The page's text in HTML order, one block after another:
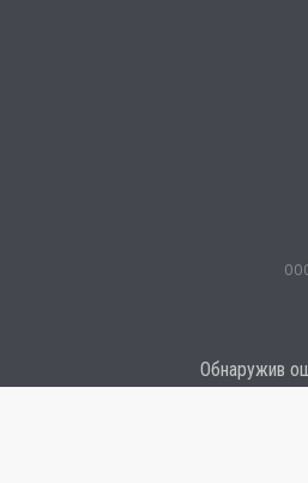
Обнаружив